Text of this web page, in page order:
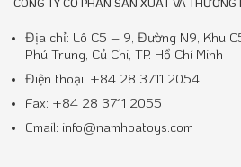
Địa chỉ: Lô C5 – 9, Đường N9, Khu
Phú Trung, Củ Chi, TP. Hồ Chí Minh
Điện thoại: +84 28 3711 2054
Fax: +84 28 3711 2055
Email: info@namhoatoys.com